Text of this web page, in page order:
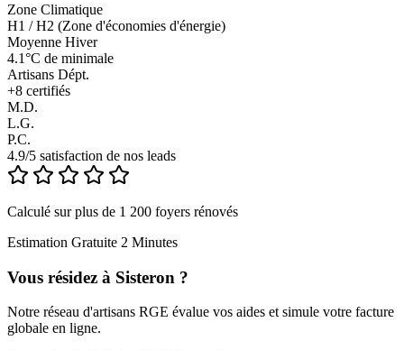
Zone Climatique
H1 / H2 (Zone d'économies d'énergie)
Moyenne Hiver
4.1°C de minimale
Artisans Dépt.
+8 certifiés
M.D.
L.G.
P.C.
4.9/5 satisfaction de nos leads
Calculé sur plus de 1 200 foyers rénovés
Estimation Gratuite 2 Minutes
Vous résidez à Sisteron ?
Notre réseau d'artisans RGE évalue vos aides et simule votre facture
globale en ligne.